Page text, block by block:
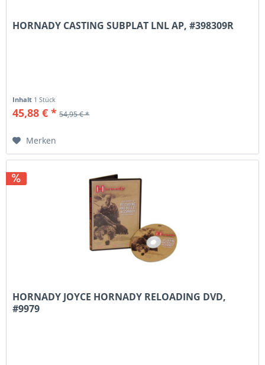
HORNADY CASTING SUBPLAT LNL AP, #398309R
Inhalt 1 Stück
45,88 € * 54,95 € *
Merken
HORNADY JOYCE HORNADY RELOADING DVD,
#9979